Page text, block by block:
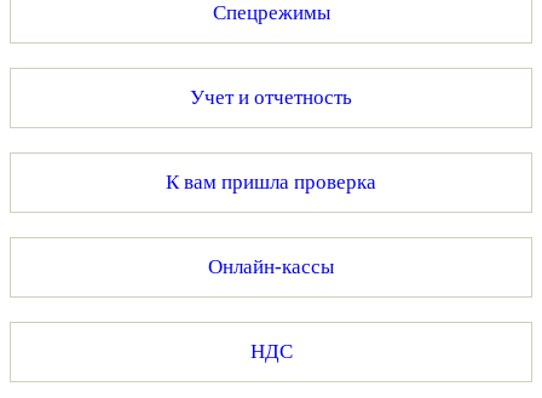
Спецрежимы
Учет и отчетность
К вам пришла проверка
Онлайн-кассы
НДС